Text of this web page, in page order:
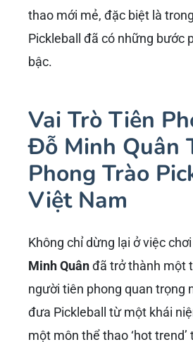
thao mới mẻ, đặc biệt là
Pickleball đã có những bước
bậc.
Vai Trò Tiên
Đỗ Minh Quân
Phong Trào
Việt Nam
Không chỉ dừng lại ở việc
Minh Quânđã trở thành một
người tiên phong quan trọng
đưa Pickleball từ một khái
một môn thể thao ‘hot